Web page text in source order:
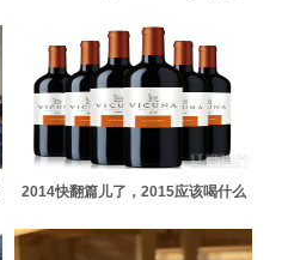
2014快翻篇儿了，2015应该喝什么